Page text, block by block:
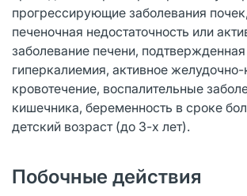
прогрессирующие заболевания
печеночная недостаточность или
заболевание печени, подтвержденная
гиперкалиемия, активное
кровотечение, воспалительные
кишечника, беременность в сроке
детский возраст (до 3-х лет).
Побочные действия